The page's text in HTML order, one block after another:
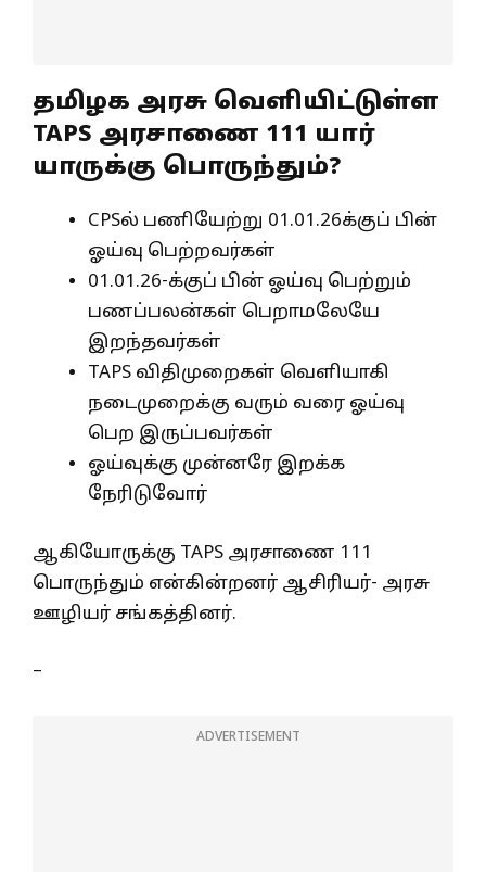
தமிழக அரசு வெளியிட்டுள்ள
TAPS அரசாணை 111 யார்
யாருக்கு பொருந்தும்?
CPSல் பணியேற்று 01.01.26க்குப் பின்
ஓய்வு பெற்றவர்கள்
01.01.26-க்குப் பின் ஓய்வு பெற்றும்
பணப்பலன்கள் பெறாமலேயே
இறந்தவர்கள்
TAPS விதிமுறைகள் வெளியாகி
நடைமுறைக்கு வரும் வரை ஓய்வு
பெற இருப்பவர்கள்
ஓய்வுக்கு முன்னரே இறக்க
நேரிடுவோர்
ஆகியோருக்கு TAPS அரசாணை 111
பொருந்தும் என்கின்றனர் ஆசிரியர்- அரசு
ஊழியர் சங்கத்தினர்.
–
ADVERTISEMENT